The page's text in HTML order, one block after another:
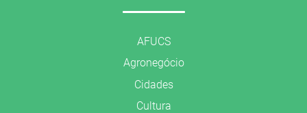
AFUCS
Agronegócio
Cidades
Cultura